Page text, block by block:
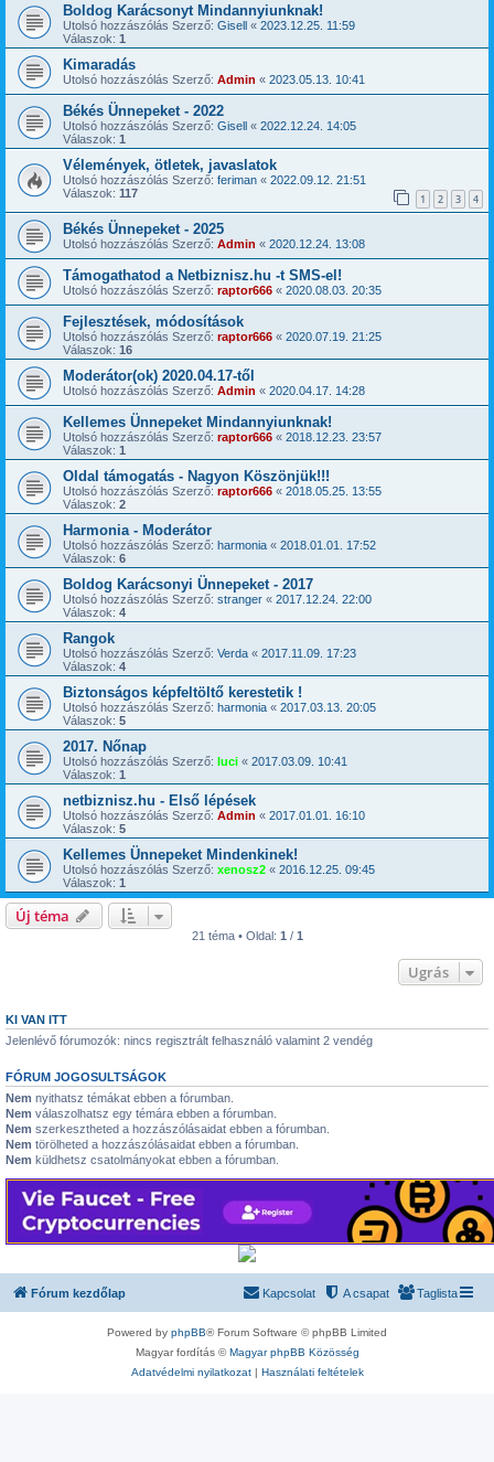
Boldog Karácsonyt Mindannyiunknak!
Utolsó hozzászólás Szerző: Gisell « 2023.12.25. 11:59
Válaszok: 1
Kimaradás
Utolsó hozzászólás Szerző: Admin « 2023.05.13. 10:41
Békés Ünnepeket - 2022
Utolsó hozzászólás Szerző: Gisell « 2022.12.24. 14:05
Válaszok: 1
Vélemények, ötletek, javaslatok
Utolsó hozzászólás Szerző: feriman « 2022.09.12. 21:51
Válaszok: 117 1 2 3 4
Békés Ünnepeket - 2025
Utolsó hozzászólás Szerző: Admin « 2020.12.24. 13:08
Támogathatod a Netbiznisz.hu -t SMS-el!
Utolsó hozzászólás Szerző: raptor666 « 2020.08.03. 20:35
Fejlesztések, módosítások
Utolsó hozzászólás Szerző: raptor666 « 2020.07.19. 21:25
Válaszok: 16
Moderátor(ok) 2020.04.17-től
Utolsó hozzászólás Szerző: Admin « 2020.04.17. 14:28
Kellemes Ünnepeket Mindannyiunknak!
Utolsó hozzászólás Szerző: raptor666 « 2018.12.23. 23:57
Válaszok: 1
Oldal támogatás - Nagyon Köszönjük!!!
Utolsó hozzászólás Szerző: raptor666 « 2018.05.25. 13:55
Válaszok: 2
Harmonia - Moderátor
Utolsó hozzászólás Szerző: harmonia « 2018.01.01. 17:52
Válaszok: 6
Boldog Karácsonyi Ünnepeket - 2017
Utolsó hozzászólás Szerző: stranger « 2017.12.24. 22:00
Válaszok: 4
Rangok
Utolsó hozzászólás Szerző: Verda « 2017.11.09. 17:23
Válaszok: 4
Biztonságos képfeltöltő kerestetik !
Utolsó hozzászólás Szerző: harmonia « 2017.03.13. 20:05
Válaszok: 5
2017. Nőnap
Utolsó hozzászólás Szerző: luci « 2017.03.09. 10:41
Válaszok: 1
netbiznisz.hu - Első lépések
Utolsó hozzászólás Szerző: Admin « 2017.01.01. 16:10
Válaszok: 5
Kellemes Ünnepeket Mindenkinek!
Utolsó hozzászólás Szerző: xenosz2 « 2016.12.25. 09:45
Válaszok: 1
Új téma
21 téma • Oldal: 1 / 1
Ugrás
KI VAN ITT
Jelenlévő fórumozók: nincs regisztrált felhasználó valamint 2 vendég
FÓRUM JOGOSULTSÁGOK
Nem nyithatsz témákat ebben a fórumban.
Nem válaszolhatsz egy témára ebben a fórumban.
Nem szerkesztheted a hozzászólásaidat ebben a fórumban.
Nem törölheted a hozzászólásaidat ebben a fórumban.
Nem küldhetsz csatolmányokat ebben a fórumban.
Fórum kezdőlap Taglista
A csapat
Kapcsolat
Powered by phpBB® Forum Software © phpBB Limited
Magyar fordítás ©Magyar phpBB Közösség
Adatvédelmi nyilatkozat| Használati feltételek